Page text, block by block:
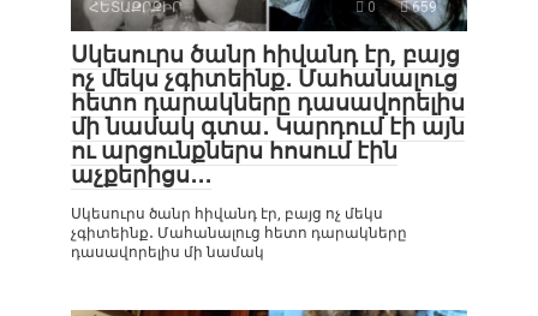
ՀԵՏԱՔՐՔԻՐ 0 659
Սկեսուրս ծանր հիվանդ էր, բայց
ոչ մեկս չգիտեինք․ Մահանալուց
հետո դարակները դասավորելիս
մի նամակ գտա․ Կարդում էի այն
ու արցունքներս հոսում էին
աչքերիցս․․․
Սկեսուրս ծանր հիվանդ էր, բայց ոչ մեկս
չգիտեինք․ Մահանալուց հետո դարակները
դասավորելիս մի նամակ